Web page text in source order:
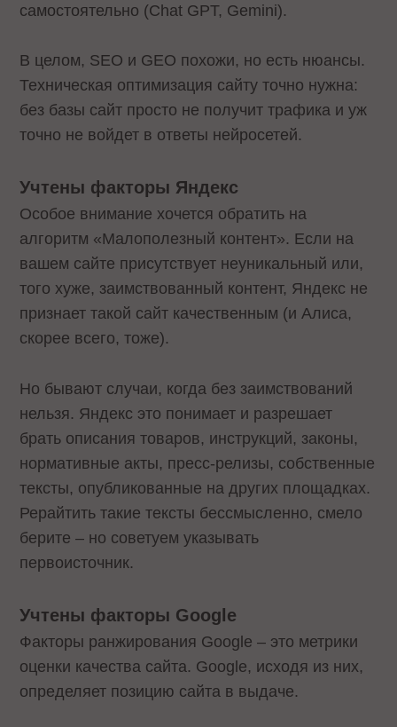
самостоятельно (Chat GPT, Gemini).
В целом, SEO и GEO похожи, но есть нюансы.
Техническая оптимизация сайту точно нужна:
без базы сайт просто не получит трафика и уж
точно не войдет в ответы нейросетей.
Учтены факторы Яндекс
Особое внимание хочется обратить на
алгоритм «Малополезный контент». Если на
вашем сайте присутствует неуникальный или,
того хуже, заимствованный контент, Яндекс не
признает такой сайт качественным (и Алиса,
скорее всего, тоже).
Но бывают случаи, когда без заимствований
нельзя. Яндекс это понимает и разрешает
брать описания товаров, инструкций, законы,
нормативные акты, пресс-релизы, собственные
тексты, опубликованные на других площадках.
Рерайтить такие тексты бессмысленно, смело
берите – но советуем указывать
первоисточник.
Учтены факторы Google
Факторы ранжирования Google – это метрики
оценки качества сайта. Google, исходя из них,
определяет позицию сайта в выдаче.